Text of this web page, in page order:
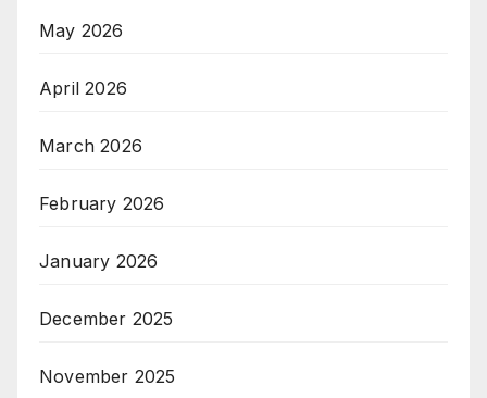
May 2026
April 2026
March 2026
February 2026
January 2026
December 2025
November 2025